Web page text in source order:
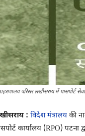
परिसर लखीसराय में पासपोर्ट
: विदेश मंत्रालय की
कार्यालय (RPO)